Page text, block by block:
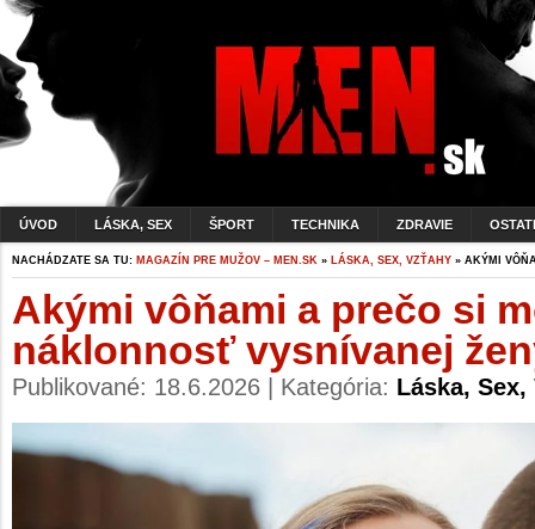
ÚVOD LÁSKA, SEX ŠPORT TECHNIKA ZDRAVIE
NACHÁDZATE SA TU: MAGAZÍN PRE MUŽOV – MEN.SK » LÁSKA, SEX, VZŤAHY » AKÝMI
Akými vôňami a prečo si
náklonnosť vysnívanej
Publikované: 18.6.2026 | Kategória: Láska,